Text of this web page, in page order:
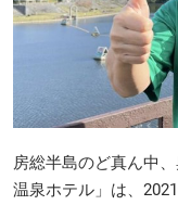
房総半島のど真ん中
温泉ホテル」は、